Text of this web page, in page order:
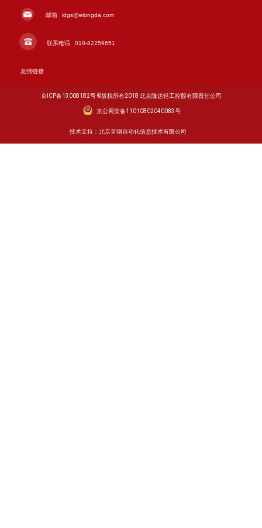
邮箱 ldgs@elongda.com
联系电话 010-82259651
友情链接
京ICP备13008182号 ©️版权所有2018 北京隆达轻工控股有限责任公司
京公网安备11010802040083号
技术支持：北京首钢自动化信息技术有限公司